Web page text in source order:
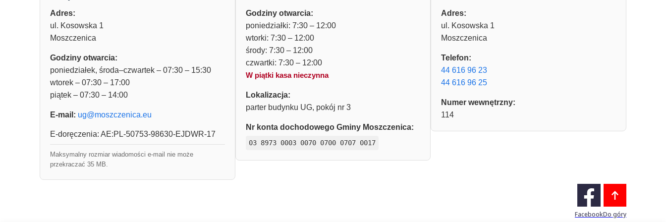
Adres:
ul. Kosowska 1
Moszczenica
Godziny otwarcia:
poniedziałek, środa–czwartek – 07:30 – 15:30
wtorek – 07:30 – 17:00
piątek – 07:30 – 14:00
E-mail: ug@moszczenica.eu
E-doręczenia: AE:PL-50753-98630-EJDWR-17
Maksymalny rozmiar wiadomości e-mail nie może
przekraczać 35 MB.
Godziny otwarcia:
poniedziałki: 7:30 – 12:00
wtorki: 7:30 – 12:00
środy: 7:30 – 12:00
czwartki: 7:30 – 12:00
W piątki kasa nieczynna
Lokalizacja:
parter budynku UG, pokój nr 3
Nr konta dochodowego Gminy Moszczenica:
03 8973 0003 0070 0700 0707 0017
Adres:
ul. Kosowska 1
Moszczenica
Telefon:
44 616 96 23
44 616 96 25
Numer wewnętrzny:
114
FacebookDo góry